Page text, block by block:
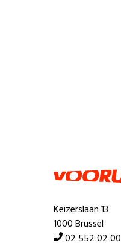
Keizerslaan 13
1000 Brussel
02 552 02 00